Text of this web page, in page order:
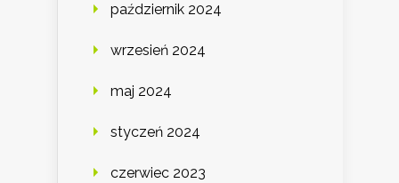
październik 2024
wrzesień 2024
maj 2024
styczeń 2024
czerwiec 2023